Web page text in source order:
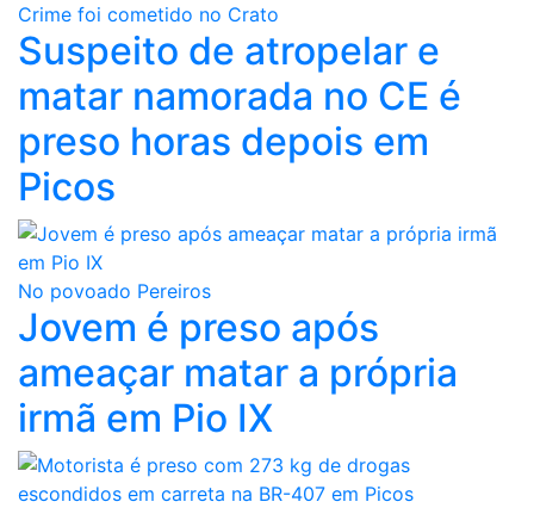
Crime foi cometido no Crato
Suspeito de atropelar e
matar namorada no CE é
preso horas depois em
Picos
No povoado Pereiros
Jovem é preso após
ameaçar matar a própria
irmã em Pio IX